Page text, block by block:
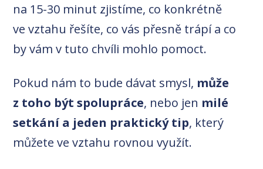
na 15-30 minut zjistíme, co konkrétně
ve vztahu řešíte, co vás přesně trápí a co
by vám v tuto chvíli mohlo pomoct.
Pokud nám to bude dávat smysl, může
z toho být spolupráce, nebo jen milé
setkání a jeden praktický tip, který
můžete ve vztahu rovnou využít.